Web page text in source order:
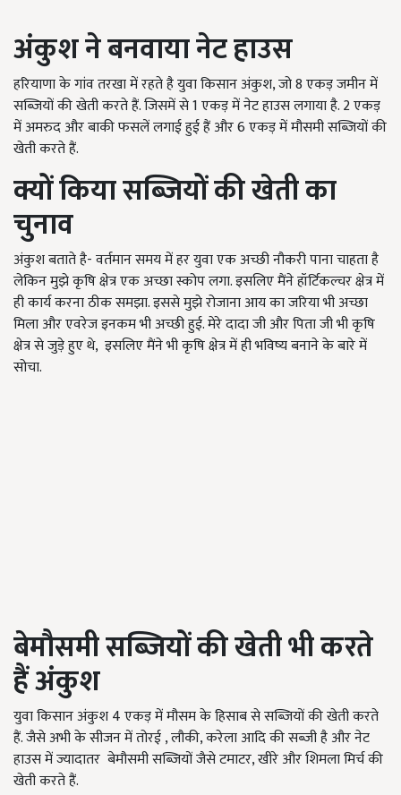
अंकुश ने बनवाया नेट हाउस
हरियाणा के गांव तरखा में रहते है युवा किसान अंकुश, जो 8 एकड़ जमीन में
सब्जियों की खेती करते हैं. जिसमें से 1 एकड़ में नेट हाउस लगाया है. 2 एकड़
में अमरुद और बाकी फसलें लगाई हुई हैं और 6 एकड़ में मौसमी सब्जियों की
खेती करते हैं.
क्यों किया सब्जियों की खेती का
चुनाव
अंकुश बताते है- वर्तमान समय में हर युवा एक अच्छी नौकरी पाना चाहता है
लेकिन मुझे कृषि क्षेत्र एक अच्छा स्कोप लगा. इसलिए मैंने हॉर्टिकल्चर क्षेत्र में
ही कार्य करना ठीक समझा. इससे मुझे रोजाना आय का जरिया भी अच्छा
मिला और एवरेज इनकम भी अच्छी हुई. मेरे दादा जी और पिता जी भी कृषि
क्षेत्र से जुड़े हुए थे, इसलिए मैंने भी कृषि क्षेत्र में ही भविष्य बनाने के बारे में
सोचा.
बेमौसमी सब्जियों की खेती भी करते
हैं अंकुश
युवा किसान अंकुश 4 एकड़ में मौसम के हिसाब से सब्जियों की खेती करते
हैं. जैसे अभी के सीजन में तोरई , लौकी, करेला आदि की सब्जी है और नेट
हाउस में ज्यादातर बेमौसमी सब्जियों जैसे टमाटर, खीरे और शिमला मिर्च की
खेती करते हैं.